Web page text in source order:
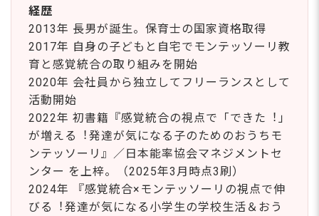
経歴
2013年 ⻑男が誕⽣。保育⼠の国家資格取得
2017年 ⾃⾝の⼦どもと⾃宅でモンテッソーリ教
育と感覚統合の取り組みを開始
2020年 会社員から独⽴してフリーランスとして
活動開始
2022年 初書籍『感覚統合の視点で「できた︕」
が増える︕発達が気になる⼦のためのおうちモ
ンテッソーリ』／⽇本能率協会マネジメントセ
ンター を上梓。（2025年3月時点3刷）
2024年 『感覚統合×モンテッソーリの視点で伸
びる︕発達が気になる⼩学⽣の学校⽣活＆おう